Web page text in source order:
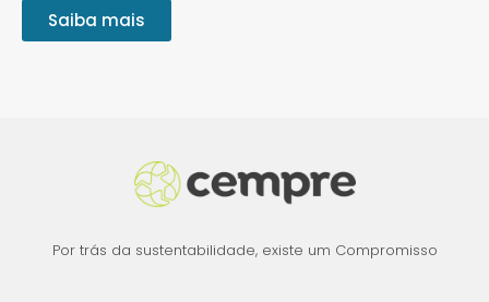
Saiba mais
Por trás da sustentabilidade, existe um Compromisso